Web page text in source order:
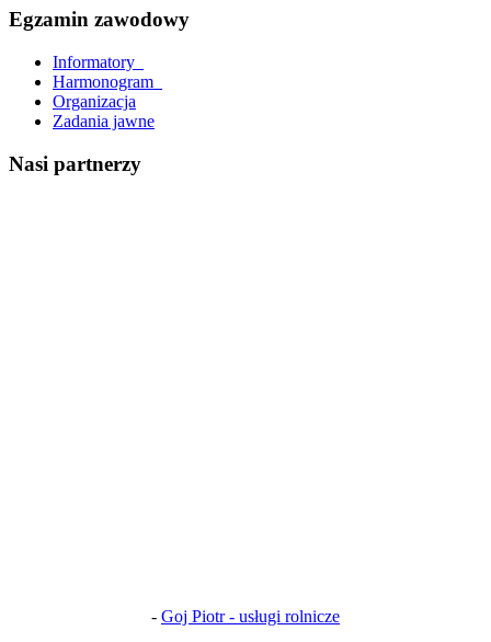
Egzamin zawodowy
Informatory_
Harmonogram_
Organizacja
Zadania jawne
Nasi partnerzy
- Goj Piotr - usługi rolnicze